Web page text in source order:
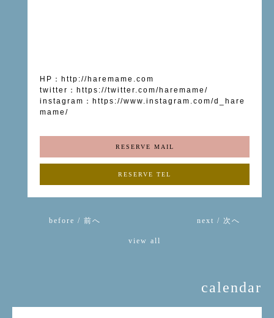
HP ： http://haremame.com
twitter ： https://twitter.com/haremame/
instagram ： https://www.instagram.com/d_hare
mame/
RESERVE MAIL
RESERVE TEL
before / 前へ next / 次へ
view all
calendar